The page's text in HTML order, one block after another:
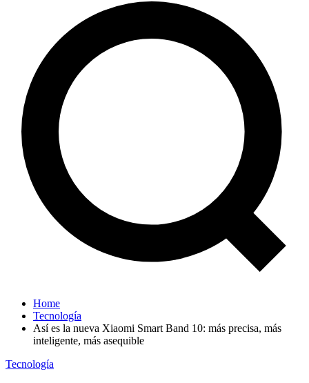
Home
Tecnología
Así es la nueva Xiaomi Smart Band 10: más precisa, más
inteligente, más asequible
Tecnología